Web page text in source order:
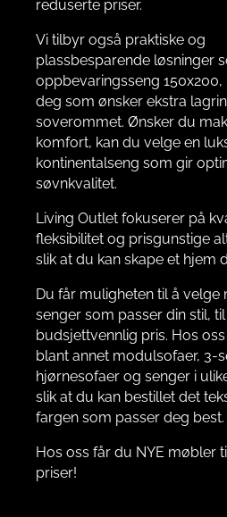
reduserte priser.
Vi tilbyr også praktiske og
plassbesparende løsninger
oppbevaringsseng
deg som ønsker ekstra
soverommet. Ønsker du
komfort, kan du velge en
kontinentalseng som gir
søvnkvalitet.
Living Outlet fokuserer på
fleksibilitet og prisgunstige
slik at du kan skape et hjem
Du får muligheten til å velge
senger som passer din stil,
budsjettvennlig pris. Hos
blant annet modulsofaer, 3-
hjørnesofaer og senger i
slik at du kan bestillet det
fargen som passer deg best.
Hos oss får du NYE møbler
priser!